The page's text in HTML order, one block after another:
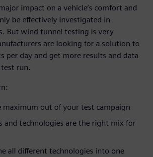
impact on a vehicle’s comfort and
be effectively investigated in
But wind tunnel testing is very
are looking for a solution to
per day and get more results and data
run.
out of your test campaign
and technologies are the right mix for
all different technologies into one